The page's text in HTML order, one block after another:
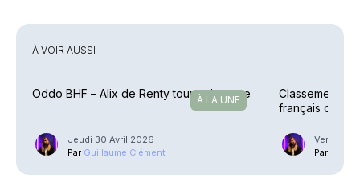
À VOIR AUSSI
À LA UNE
Oddo BHF – Alix de Renty tourne la page
Jeudi 30 Avril 2026
Par Guillaume Clément
Classement –
français ont le
Vendredi
Par